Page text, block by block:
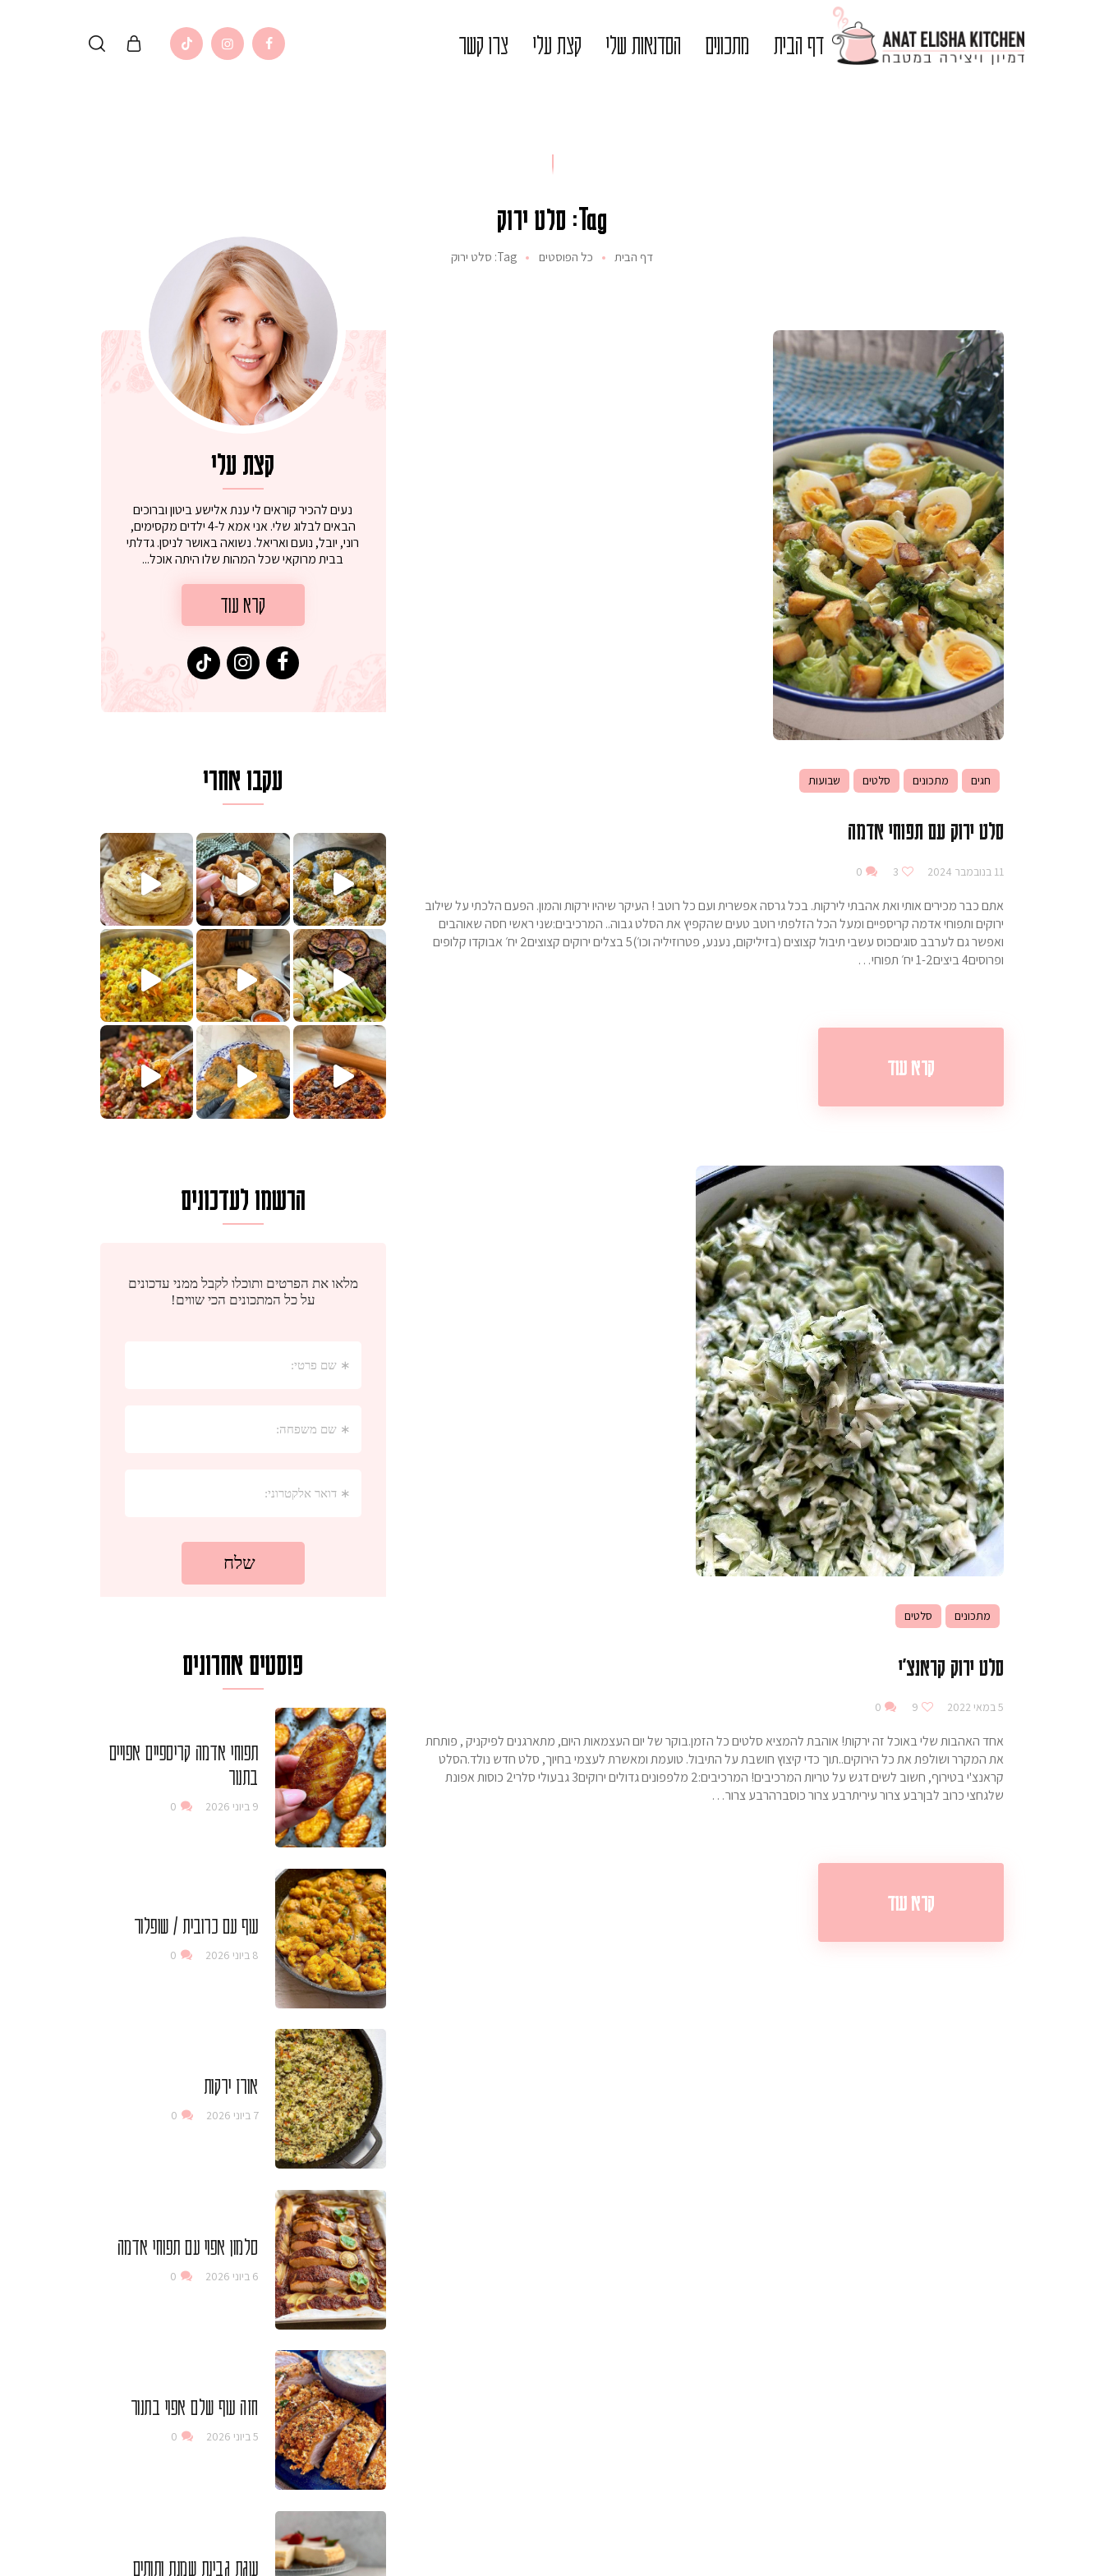
דף הבית מתכונים הסדנאות שלי קצת עלי צרו קשר
Tag: סלט ירוק
דף הבית כל הפוסטים Tag: סלט ירוק
חגים מתכונים סלטים שבועות
סלט ירוק עם תפוחי אדמה
11 בנובמבר 2024 3
0
אתם כבר מכירים אותי ואת אהבתי לירקות. בכל גרסה אפשרית ועם כל רוטב ! העיקר שיהיו ירקות והמון. הפעם הלכתי על שילוב
ירוקים ותפוחי אדמה קריספיים ומעל הכל הזלפתי רוטב טעים שהקפיץ את הסלט גבוה.. המרכיבים:שני ראשי חסה שאוהבים
ואפשר גם לערבב סוגיםכוס עשבי תיבול קצוצים (בזיליקום, נענע, פטרוזיליה וכו׳)5 בצלים ירוקים קצוצים2 יח׳ אבוקדו קלופים
ופרוסים4 ביצים1-2 יח׳ תפוחי…
קרא עוד
מתכונים סלטים
סלט ירוק קראנצ'י
5 במאי 2022 9
0
אחד האהבות שלי באוכל זה ירקות! אוהבת להמציא סלטים כל הזמן.בוקר של יום העצמאות היום, מתארגנים לפיקניק , פותחת
את המקרר ושולפת את כל הירוקים..תוך כדי קיצוץ חושבת על התיבול. טועמת ומאשרת לעצמי בחיוך, סלט חדש נולד.הסלט
קראנצ'י בטירוף, חשוב לשים דגש על טריות המרכיבים! המרכיבים:2 מלפפונים גדולים ירוקים3 גבעולי סלרי2 כוסות אפונת
שלגחצי כרוב לבןרבע צרור עיריתרבע צרור כוסברהרבע צרור…
קרא עוד
קצת עלי
נעים להכיר קוראים לי ענת אלישע ביטון וברוכים
הבאים לבלוג שלי. אני אמא ל-4 ילדים מקסימים,
רוני, יובל, נועם ואריאל. נשואה באושר לניסן. גדלתי
בבית מרוקאי שכל המהות שלו היתה אוכל...
קרא עוד
עקבו אחרי
קלחי תירס צרובים על מחבת עם גבינה בולגרית מעודנת מ
נשנושי פרגיות קריספיים ממכרים שמכינים בכמה דקות עב
לחם מחבת שהוא שילוב של מופלטה וספינז׳, רעיון מעול
⁨ סביח מפורק כי צריך לאכול משהואז מה בשבילכם? בפ
פסטל טוניסאי לתשעת הימים, חשבתי מה לחדש לכם ונראה
אורז יצירתי לתשעת הימים ולכבוד שבת קודשלמתכון
פיצה של תשעת הימים ולמה היא נקראת ככה? ההסבר בסרטו
מז׳ווז׳ין או בתרגום לעברית, מחותניםמתכון ראש
שייטל מוקפץ עם אורז חביתה וירקות, למתכון . המרכי
הרשמו לעדכונים
פוסטים אחרונים
תפוחי אדמה קריספיים אפויים
בתנור
9 ביוני 2026 0
עוף עם כרובית / שופלור
8 ביוני 2026 0
אורז ירקות
7 ביוני 2026 0
סלמון אפוי עם תפוחי אדמה
6 ביוני 2026 0
חזה עוף שלם אפוי בתנור
5 ביוני 2026 0
עוגת גבינת שמנת ותותים